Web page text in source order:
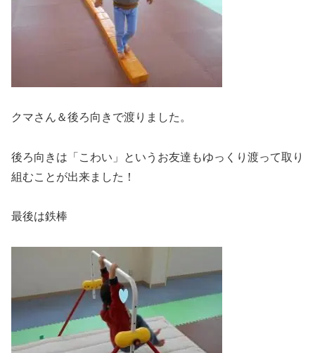
クマさん＆後ろ向きで渡りました。
後ろ向きは「こわい」というお友達もゆっくり渡って取り
組むことが出来ました！
最後は鉄棒